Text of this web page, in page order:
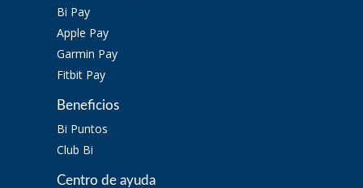
Bi Pay
Apple Pay
Garmin Pay
Fitbit Pay
Beneficios
Bi Puntos
Club Bi
Centro de ayuda